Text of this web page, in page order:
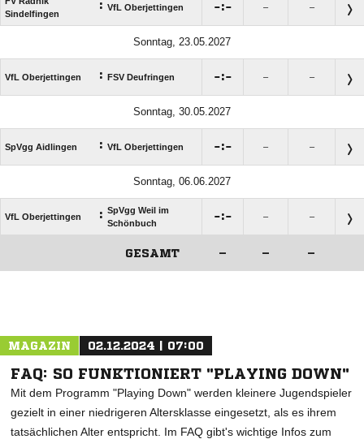
Sindelfingen
: VfL Oberjettingen : – –
Sonntag, 23.05.2027
VfL Oberjettingen : FSV Deufringen : – –
Sonntag, 30.05.2027
SpVgg Aidlingen : VfL Oberjettingen : – –
Sonntag, 06.06.2027
VfL Oberjettingen : SpVgg Weil im
Schönbuch
: – –
GESAMT – – –
MAGAZIN 02.12.2024 | 07:00
FAQ: SO FUNKTIONIERT "PLAYING DOWN"
Mit dem Programm "Playing Down" werden kleinere Jugendspieler
gezielt in einer niedrigeren Altersklasse eingesetzt, als es ihrem
tatsächlichen Alter entspricht. Im FAQ gibt's wichtige Infos zum